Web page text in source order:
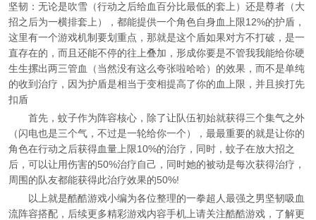
坚韧：无论是吹雪（行动之后给血百分比最低的套上）还是尊者（大
招之后为一横排套上），都能提供一个角色自身血上限12%的护盾，
这里有一个游戏机制要划重点，那就是这个盾如果对方不打破，是一
直存在的，而且还能不停的往上叠加，形成你要是不管我我能给你硬
生生摞出两三管血（当然没有这么夸张啦哈哈）的效果，而不是单纯
的收到治疗，因为护盾是相当于变相提高了你的血上限，并且挨打先
扣盾
首先，蚊子作为阵容核心，除了让队伍初始就获得三个集气之外
（闪电也是三个气，不过是一轮给你一个），最最重要的就是让你的
角色在行动之后获得血量上限10%的治疗，同时，蚊子在放大招之
后，可以让用伤害的50%治疗自己，同时她的被动是每次获得治疗，
周围的队友都能获得此治疗效果的50%!
以上就是酷酷游戏小编为各位整理的一拳超人最强之男坚韧吸血
流阵容搭配，后续更多精彩游戏内容手机上请关注酷酷游戏，了解更